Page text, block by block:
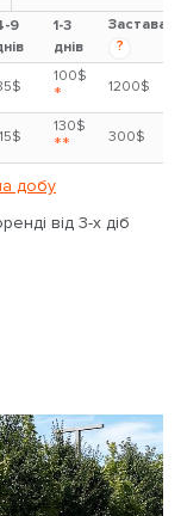
9
1-3
днів
Застава
?
100$
* 1200$
130$
** 300$
добу
від 3-х діб